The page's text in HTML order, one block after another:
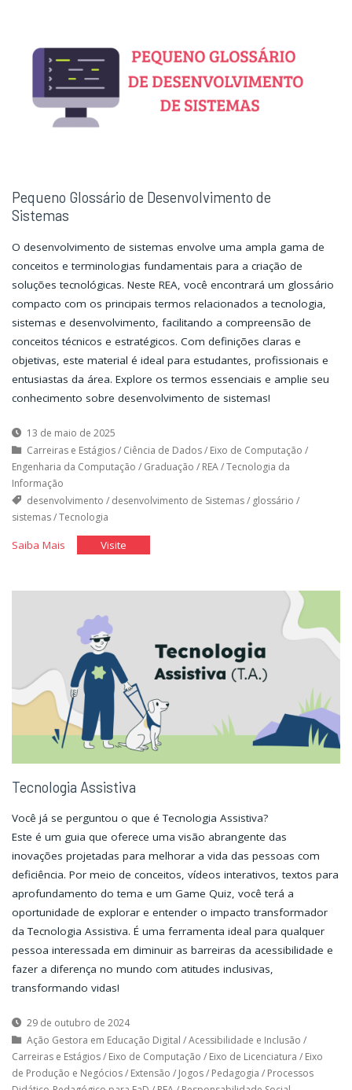
Pequeno Glossário de Desenvolvimento de
Sistemas
O desenvolvimento de sistemas envolve uma ampla gama de
conceitos e terminologias fundamentais para a criação de
soluções tecnológicas. Neste REA, você encontrará um glossário
compacto com os principais termos relacionados a tecnologia,
sistemas e desenvolvimento, facilitando a compreensão de
conceitos técnicos e estratégicos. Com definições claras e
objetivas, este material é ideal para estudantes, profissionais e
entusiastas da área. Explore os termos essenciais e amplie seu
conhecimento sobre desenvolvimento de sistemas!
13 de maio de 2025
Carreiras e Estágios/ Ciência de Dados/ Eixo de Computação /
Engenharia da Computação / Graduação / REA/Tecnologia da
Informação
desenvolvimento / desenvolvimento de Sistemas/ glossário /
sistemas/Tecnologia
Saiba Mais"Pequeno
Sistemas"
Visite"Pequeno
Tecnologia Assistiva
Você já se perguntou o que é Tecnologia Assistiva?
Este é um guia que oferece uma visão abrangente das
inovações projetadas para melhorar a vida das pessoas com
deficiência. Por meio de conceitos, vídeos interativos, textos para
aprofundamento do tema e um Game Quiz, você terá a
oportunidade de explorar e entender o impacto transformador
da Tecnologia Assistiva. É uma ferramenta ideal para qualquer
pessoa interessada em diminuir as barreiras da acessibilidade e
fazer a diferença no mundo com atitudes inclusivas,
transformando vidas!
29 de outubro de 2024
Ação Gestora em Educação Digital /Acessibilidade e Inclusão /
Carreiras e Estágios/ Eixo de Computação / Eixo de Licenciatura / Eixo
de Produção e Negócios/ Extensão / Jogos/ Pedagogia / Processos